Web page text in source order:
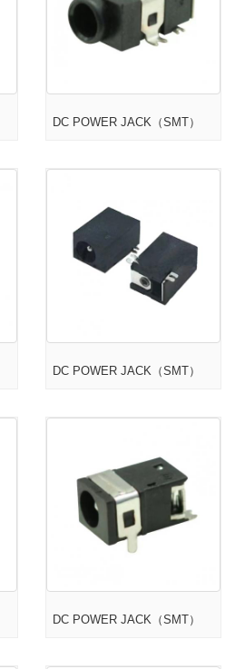
DC POWER JACK（SMT）
DC POWER JACK（SMT）
DC POWER JACK（SMT）